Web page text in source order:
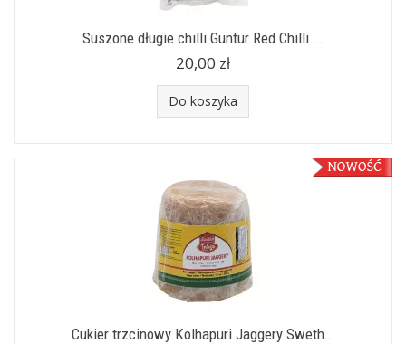
Suszone długie chilli Guntur Red Chilli ...
20,00 zł
Do koszyka
Cukier trzcinowy Kolhapuri Jaggery Sweth...